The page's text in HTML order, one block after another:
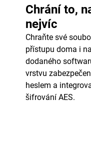
Chrání to,
nejvíc
Chraňte své
přístupu doma i
dodaného
vrstvu
heslem a
šifrování AES.